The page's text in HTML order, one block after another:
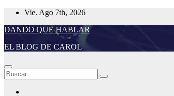
Saltar
contenido
Vie. Ago 7th, 2026
DANDO QUE HABLAR
EL BLOG DE CAROL